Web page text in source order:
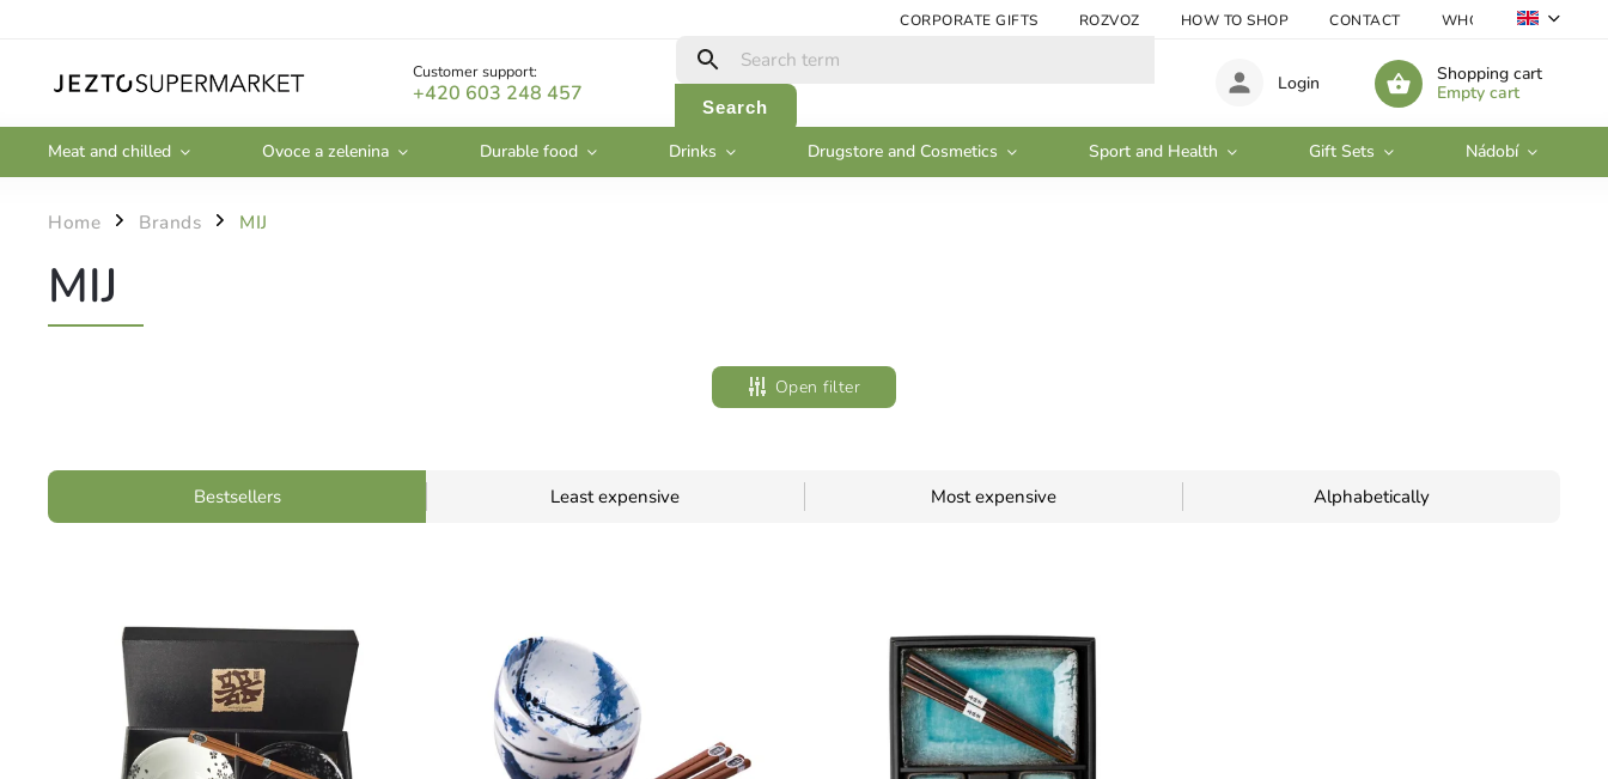
CORPORATE GIFTS ROZVOZ HOW TO SHOP CONTACT WHOLESALE
Customer support:
+420 603 248 457
Search
Shopping cart
Empty cart
Login
Meat and chilled Ovoce a zelenina Durable food Drinks Drugstore and Cosmetics Sport and Health Gift Sets Nádobí
Home / Brands / MIJ
MIJ
Open filter
Bestsellers Least expensive Most expensive Alphabetically